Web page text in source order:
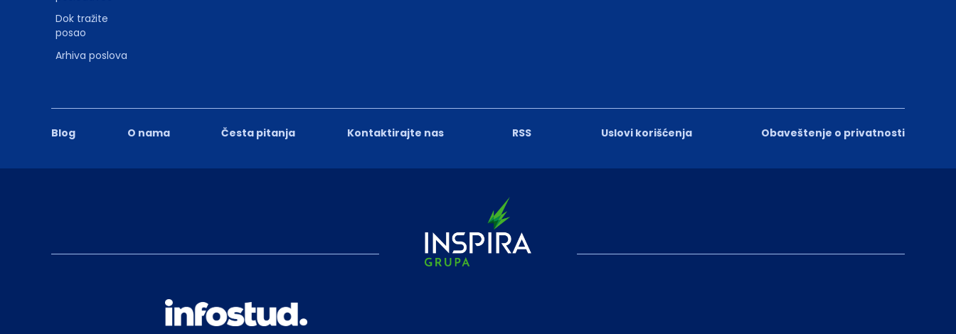
Blog O nama Česta pitanja Kontaktirajte nas RSS Uslovi korišćenja Obaveštenje o privatnosti
Dok tražite
posao
Arhiva poslova